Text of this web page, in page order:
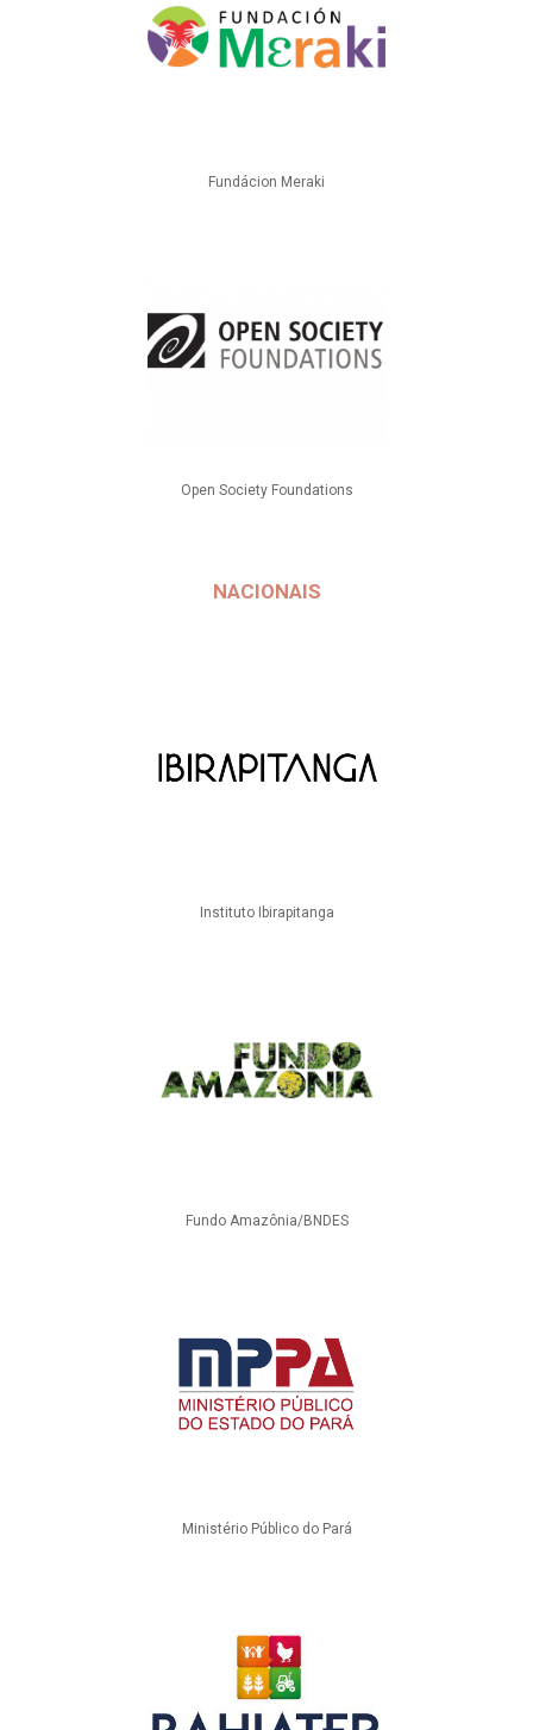
Fundácion Meraki
Open Society Foundations
NACIONAIS
Instituto Ibirapitanga
Fundo Amazônia/BNDES
Ministério Público do Pará